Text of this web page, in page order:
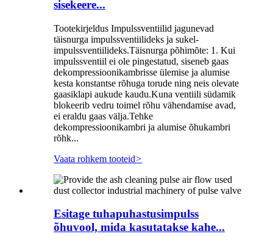
sisekeere...
Tootekirjeldus Impulssventiilid jagunevad
täisnurga impulssventiilideks ja sukel-
impulssventiilideks.Täisnurga põhimõte: 1. Kui
impulssventiil ei ole pingestatud, siseneb gaas
dekompressioonikambrisse ülemise ja alumise
kesta konstantse rõhuga torude ning neis olevate
gaasiklapi aukude kaudu.Kuna ventiili südamik
blokeerib vedru toimel rõhu vähendamise avad,
ei eraldu gaas välja.Tehke
dekompressioonikambri ja alumise õhukambri
rõhk...
Vaata rohkem tooteid>
Esitage tuhapuhastusimpulss
õhuvool, mida kasutatakse kahe...